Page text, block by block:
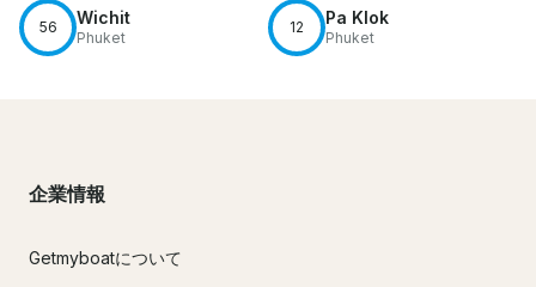
56 Wichit
Phuket
12 Pa Klok
Phuket
企業情報
Getmyboatについて